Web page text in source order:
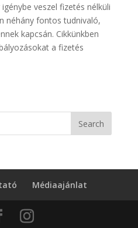
veszel fizetés nélküli
néhány fontos tudnivaló,
kapcsán. Cikkünkben
a fizetés
Médiaajánlat